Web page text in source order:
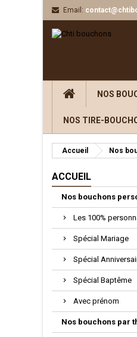
Email:
NOS
NOS TIRE-
Accueil Nos
ACCUEIL
Nos bouchons
Les 100%
Spécial Mariage
Spécial
Spécial Baptême
Avec prénom
Nos bouchons par